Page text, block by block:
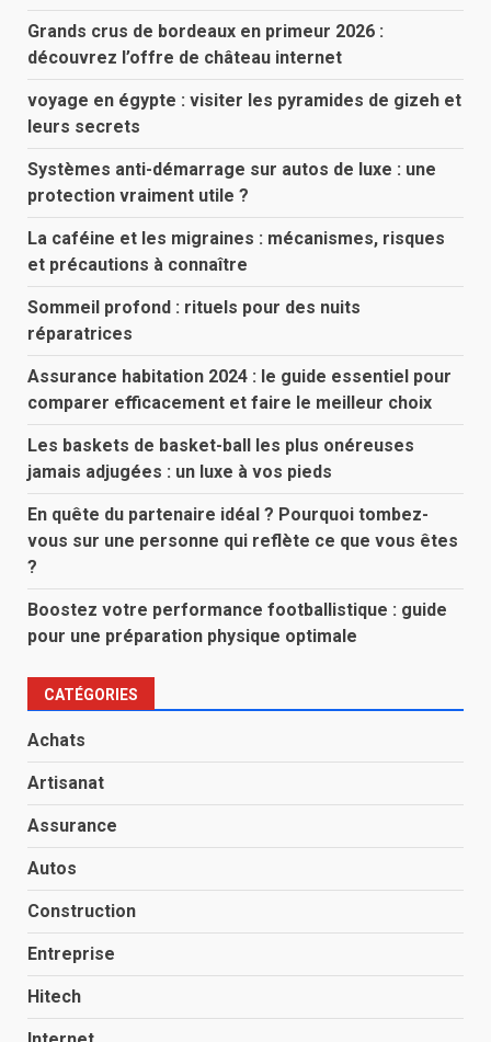
Grands crus de bordeaux en primeur 2026 :
découvrez l’offre de château internet
voyage en égypte : visiter les pyramides de gizeh et
leurs secrets
Systèmes anti-démarrage sur autos de luxe : une
protection vraiment utile ?
La caféine et les migraines : mécanismes, risques
et précautions à connaître
Sommeil profond : rituels pour des nuits
réparatrices
Assurance habitation 2024 : le guide essentiel pour
comparer efficacement et faire le meilleur choix
Les baskets de basket-ball les plus onéreuses
jamais adjugées : un luxe à vos pieds
En quête du partenaire idéal ? Pourquoi tombez-
vous sur une personne qui reflète ce que vous êtes
?
Boostez votre performance footballistique : guide
pour une préparation physique optimale
CATÉGORIES
Achats
Artisanat
Assurance
Autos
Construction
Entreprise
Hitech